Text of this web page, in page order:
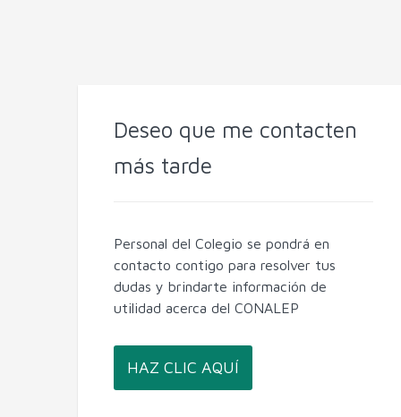
Deseo que me contacten
más tarde
Personal del Colegio se pondrá en
contacto contigo para resolver tus
dudas y brindarte información de
utilidad acerca del CONALEP
HAZ CLIC AQUÍ